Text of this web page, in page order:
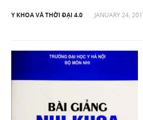
Y KHOA VÀ THỜI ĐẠI 4.0 JANUARY 24,